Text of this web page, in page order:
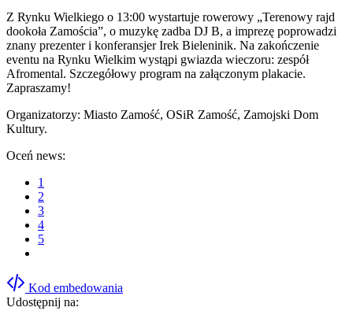
Z Rynku Wielkiego o 13:00 wystartuje rowerowy „Terenowy rajd
dookoła Zamościa”, o muzykę zadba DJ B, a imprezę poprowadzi
znany prezenter i konferansjer Irek Bieleninik. Na zakończenie
eventu na Rynku Wielkim wystąpi gwiazda wieczoru: zespół
Afromental. Szczegółowy program na załączonym plakacie.
Zapraszamy!
Organizatorzy: Miasto Zamość, OSiR Zamość, Zamojski Dom
Kultury.
Oceń news:
1
2
3
4
5
Kod embedowania
Udostępnij na: